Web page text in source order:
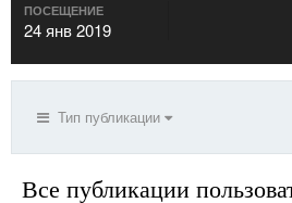
ПОСЕЩЕНИЕ
24 янв 2019
Тип публикации
Все публикации